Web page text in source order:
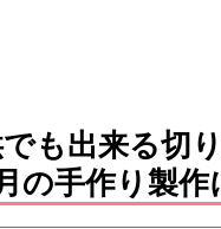
も出来る切
の手作り製作